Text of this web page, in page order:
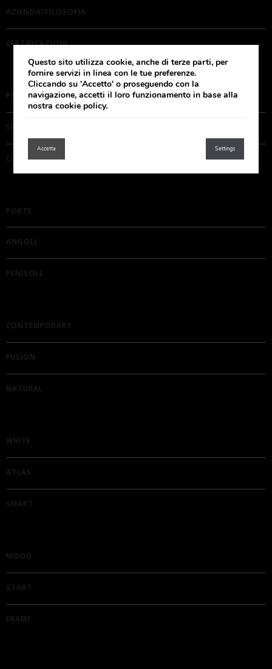
AZIENDA/FILOSOFIA
CERTIFICAZIONI
PRODOTTI
SPECIFICHE E MATERIALI
COMPONENTI
PORTE
ANGOLI
PENISOLE
CONTEMPORARY
FUSION
NATURAL
WHITE
ATLAS
SMART
MOOD
START
FRAME
Questo sito utilizza cookie, anche di terze parti, per
fornire servizi in linea con le tue preferenze.
Cliccando su 'Accetto' o proseguendo con la
navigazione, accetti il loro funzionamento in base alla
nostra cookie policy.
Accetta Settings